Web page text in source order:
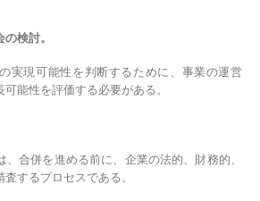
検討。
実現可能性を判断するために、事業の運営
能性を評価する必要がある。
、合併を進める前に、企業の法的、財務的、
するプロセスである。